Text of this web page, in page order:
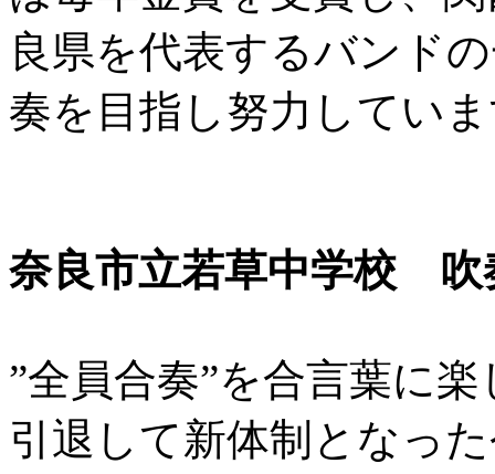
良県を代表するバンド
奏を目指し努力してい
奈良市立若草中学校 吹
”全員合奏”を合言葉に
引退して新体制となっ